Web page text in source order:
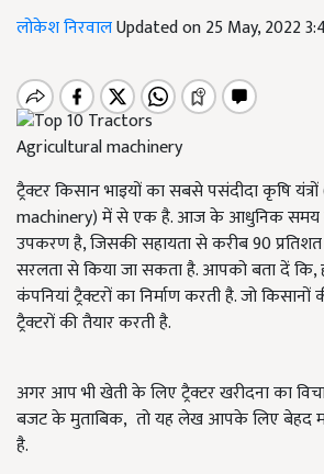
लोकेश निरवालUpdated on 25 May, 2022
Agricultural machinery
ट्रैक्टर किसान भाइयों का सबसे पसंदीदा कृषि
machinery) में से एक है. आज के आधुनिक समय
उपकरण है, जिसकी सहायता से करीब 90
सरलता से किया जा सकता है. आपको बता दें
कंपनियां ट्रैक्टरों का निर्माण करती है. जो
ट्रैक्टरों की तैयार करती है.
अगर आप भी खेती के लिए ट्रैक्टर खरीदना का
बजट के मुताबिक, तो यह लेख आपके लिए बेहद
है.